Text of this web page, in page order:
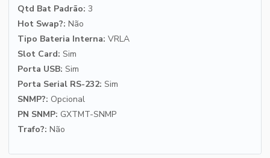
Qtd Bat Padrão: 3
Hot Swap?: Não
Tipo Bateria Interna: VRLA
Slot Card: Sim
Porta USB: Sim
Porta Serial RS-232: Sim
SNMP?: Opcional
PN SNMP: GXTMT-SNMP
Trafo?: Não